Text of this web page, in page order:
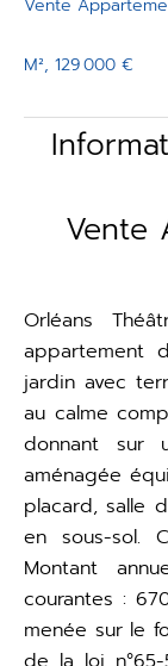
Vente
M², 129 000 €
Vente
Orléans
appartement
jardin avec
au calme
donnant sur
aménagée
placard, salle
en sous-sol.
Montant
courantes :
menée sur le